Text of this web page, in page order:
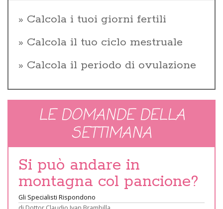
Calcola i tuoi giorni fertili
Calcola il tuo ciclo mestruale
Calcola il periodo di ovulazione
LE DOMANDE DELLA
SETTIMANA
Si può andare in
montagna col pancione?
Gli Specialisti Rispondono